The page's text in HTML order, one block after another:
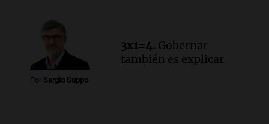
Por Sergio Suppo
3x1=4. Gobernar
también es explicar